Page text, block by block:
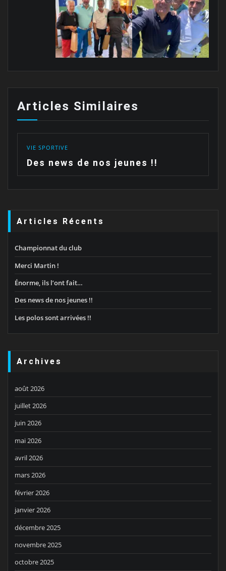
Articles Similaires
VIE SPORTIVE
Des news de nos jeunes !!
Articles Récents
Championnat du club
Merci Martin !
Énorme, ils l’ont fait…
Des news de nos jeunes !!
Les polos sont arrivées !!
Archives
août 2026
juillet 2026
juin 2026
mai 2026
avril 2026
mars 2026
février 2026
janvier 2026
décembre 2025
novembre 2025
octobre 2025